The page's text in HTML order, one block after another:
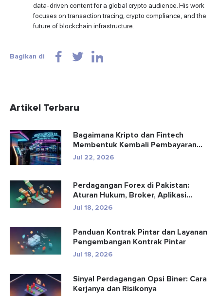
data-driven content for a global crypto audience. His work
focuses on transaction tracing, crypto compliance, and the
future of blockchain infrastructure.
Bagikan di
Artikel Terbaru
Bagaimana Kripto dan Fintech
Membentuk Kembali Pembayaran
dan Hibu...
Jul 22, 2026
Perdagangan Forex di Pakistan:
Aturan Hukum, Broker, Aplikasi
Perd...
Jul 18, 2026
Panduan Kontrak Pintar dan Layanan
Pengembangan Kontrak Pintar
Jul 18, 2026
Sinyal Perdagangan Opsi Biner: Cara
Kerjanya dan Risikonya